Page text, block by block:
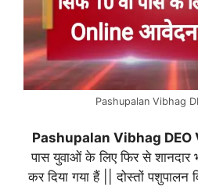
Pashupalan Vibhag
Pashupalan Vibhag
पास युवाओं के लिए फिर से शानदार
कर दिया गया हैं || दोस्तों पशुपालन